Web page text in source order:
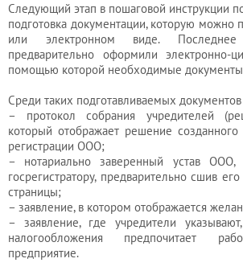
Следующий этап в пошаговой инструкции
подготовка документации, которую можно
или электронном виде.
предварительно оформили электронно-
помощью которой необходимые документы
Среди таких подготавливаемых
– протокол собрания учредителей
который отображает решение
регистрации ООО;
– нотариально заверенный устав ООО,
госрегистратору, предварительно сшив
страницы;
– заявление, в котором отображается
– заявление, где учредители
налогообложения предпочитает
предприятие.